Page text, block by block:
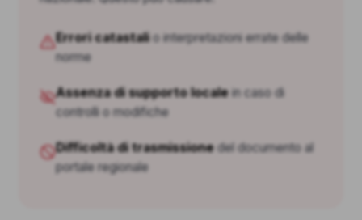
Errori catastalio interpretazioni errate delle
norme
Assenza di supporto localein caso di
controlli o modifiche
Difficoltà di trasmissionedel documento al
portale regionale